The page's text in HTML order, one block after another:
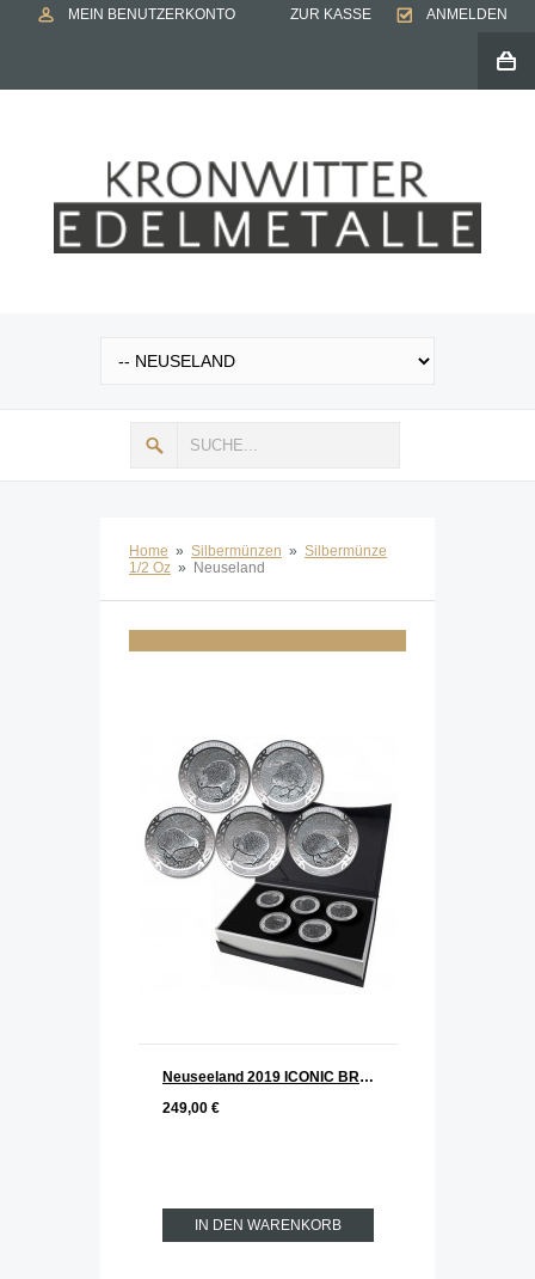
MEIN BENUTZERKONTO ZUR KASSE ANMELDEN
Home » Silbermünzen » Silbermünze
1/2 Oz » Neuseland
Neuseeland 2019 ICONIC BROWN KIWI 5 x 1/2 oz Silber Set Reverse PP 1. Ausgabe
249,00 €
IN DEN WARENKORB